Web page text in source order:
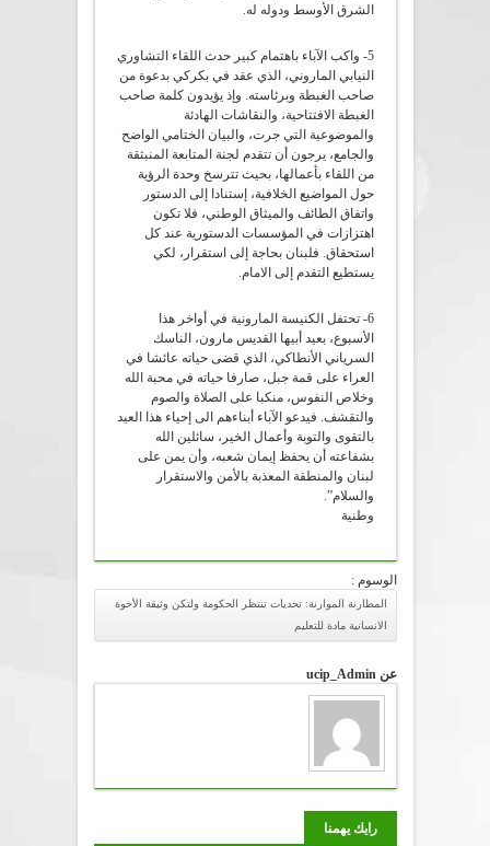
الشرق الأوسط ودوله له.
5- واكب الآباء باهتمام كبير حدث اللقاء التشاوري
النيابي الماروني، الذي عقد في بكركي بدعوة من
صاحب الغبطة وبرئاسته. وإذ يؤيدون كلمة صاحب
الغبطة الافتتاحية، والنقاشات الهادئة
والموضوعية التي جرت، والبيان الختامي الواضح
والجامع، يرجون أن تتقدم لجنة المتابعة المنبثقة
من اللقاء بأعمالها، بحيث تترسخ وحدة الرؤية
حول المواضيع الخلافية، إستنادا إلى الدستور
واتفاق الطائف والميثاق الوطني، فلا تكون
اهتزازات في المؤسسات الدستورية عند كل
استحقاق. فلبنان بحاجة إلى استقرار، لكي
يستطيع التقدم إلى الامام.
6- تحتفل الكنيسة المارونية في أواخر هذا
الأسبوع، بعيد أبيها القديس مارون، الناسك
السرياني الأنطاكي، الذي قضى حياته عائشا في
العراء على قمة جبل، صارفا حياته في محبة الله
وخلاص النفوس، منكبا على الصلاة والصوم
والتقشف. فيدعو الآباء أبناءهم الى إحياء هذا العيد
بالتقوى والتوبة وأعمال الخير، سائلين الله
بشفاعته أن يحفظ إيمان شعبه، وأن يمن على
لبنان والمنطقة المعذبة بالأمن والاستقرار
والسلام”.
وطنية
الوسوم :
المطارنة الموارنة: تحديات تنتظر الحكومة ولتكن وثيقة الأخوة
الانسانية مادة للتعليم
عن ucip_Admin
رايك يهمنا